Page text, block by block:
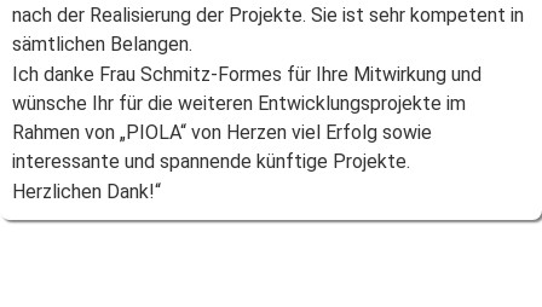
nach der Realisierung der Projekte. Sie ist sehr kompetent in
sämtlichen Belangen.
Ich danke Frau Schmitz-Formes für Ihre Mitwirkung und
wünsche Ihr für die weiteren Entwicklungsprojekte im
Rahmen von „PIOLA“ von Herzen viel Erfolg sowie
interessante und spannende künftige Projekte.
Herzlichen Dank!“